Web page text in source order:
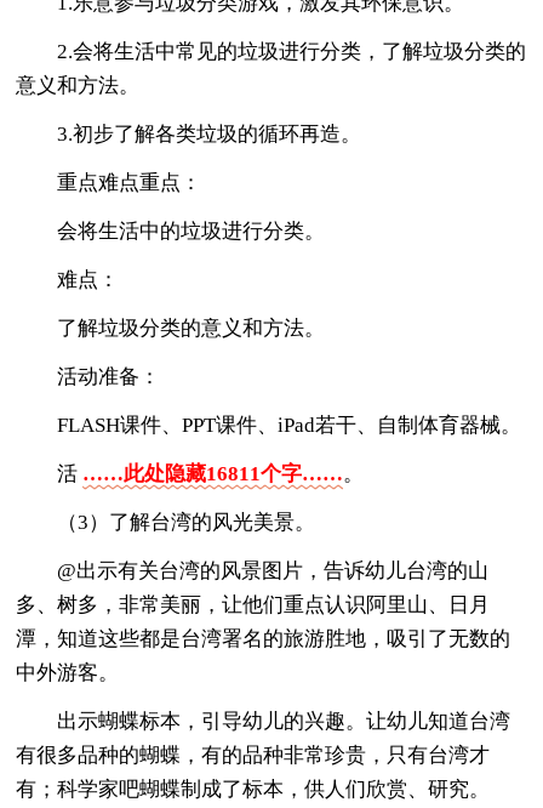
2.会将生活中常见的垃圾进行分类，了解垃圾分类的
意义和方法。
3.初步了解各类垃圾的循环再造。
重点难点重点：
会将生活中的垃圾进行分类。
难点：
了解垃圾分类的意义和方法。
活动准备：
FLASH课件、PPT课件、iPad若干、自制体育器械。
活 ……此处隐藏16811个字……。
（3）了解台湾的风光美景。
@出示有关台湾的风景图片，告诉幼儿台湾的山
多、树多，非常美丽，让他们重点认识阿里山、日月
潭，知道这些都是台湾署名的旅游胜地，吸引了无数的
中外游客。
出示蝴蝶标本，引导幼儿的兴趣。让幼儿知道台湾
有很多品种的蝴蝶，有的品种非常珍贵，只有台湾才
有；科学家吧蝴蝶制成了标本，供人们欣赏、研究。